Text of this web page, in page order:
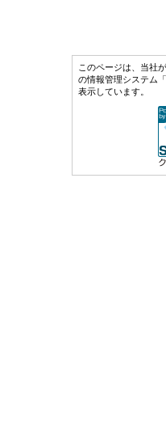
このページは、当社
の情報管理システム
表示しています。